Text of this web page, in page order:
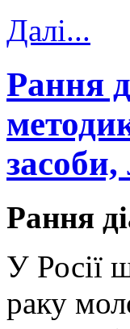
Далi...
Рання
Рання
У Росії
раку